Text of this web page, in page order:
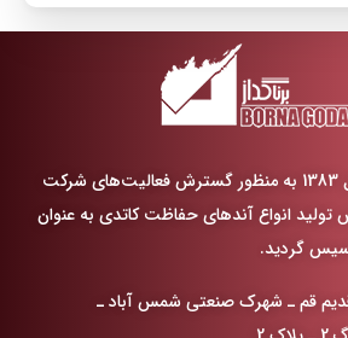
شرکت برناگداز در سال 1383 به منظور گسترش فعالیت‌های شرکت
انواع آندهای حفاظت کاتدی به عنوان
گردید.
قم ـ شهرک صنعتی شمس آباد ـ